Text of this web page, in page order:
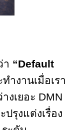
า “Default
ำงานเมื่อเรา
งเยอะ DMN
รุงแต่งเรื่อง